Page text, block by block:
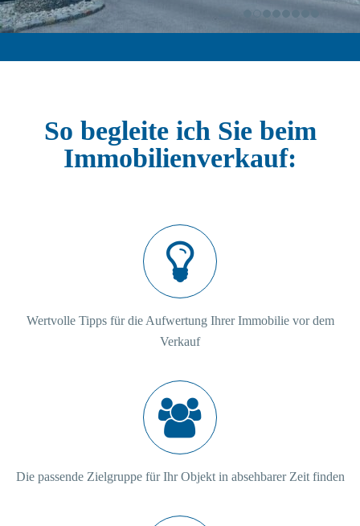
So begleite ich Sie beim
Immobilienverkauf:
Wertvolle Tipps für die Aufwertung Ihrer Immobilie vor dem
Verkauf
Die passende Zielgruppe für Ihr Objekt in absehbarer Zeit finden